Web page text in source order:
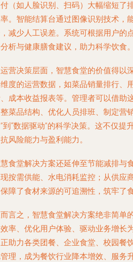
（如人脸识别、扫码）大幅缩短了
。智能结算台通过图像识别技术，
减少人工误差。系统可根据用户的
析与健康膳食建议，助力科学饮食。
营决策层面，智慧食堂的价值得以
度的运营数据，如菜品销量排行、
成本收益报表等。管理者可以借助
菜品结构、优化人员排班、制定营
到“数据驱动”的科学决策。这不仅提
风险能力与盈利能力。
食堂解决方案还延伸至节能减排与
按需供能、水电消耗监控；从供应
障了食材来源的可追溯性，筑牢了
言之，智慧食堂解决方案绝非简单
率、优化用户体验、驱动业务增长
助力各类团餐、企业食堂、校园餐
理，成为餐饮行业降本增效、服务